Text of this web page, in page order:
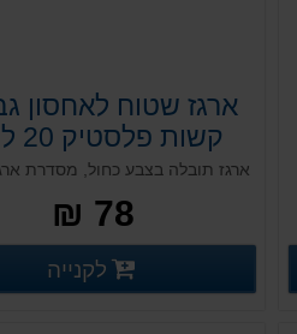
ארגז שטוח לאחסון
קשות פלסטיק 20 ליטר
78 ₪
פרטים נוספים
לקנייה